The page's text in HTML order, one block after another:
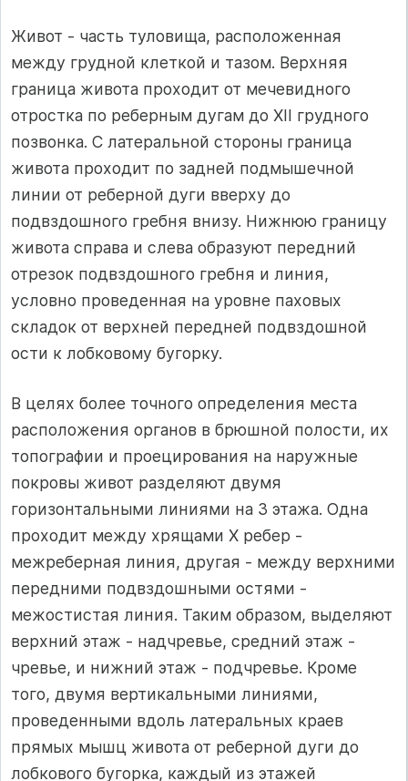
Живот - часть туловища, расположенная
между грудной клеткой и тазом. Верхняя
граница живота проходит от мечевидного
отростка по реберным дугам до XII грудного
позвонка. С латеральной стороны граница
живота проходит по задней подмышечной
линии от реберной дуги вверху до
подвздошного гребня внизу. Нижнюю границу
живота справа и слева образуют передний
отрезок подвздошного гребня и линия,
условно проведенная на уровне паховых
складок от верхней передней подвздошной
ости к лобковому бугорку.
В целях более точного определения места
расположения органов в брюшной полости, их
топографии и проецирования на наружные
покровы живот разделяют двумя
горизонтальными линиями на 3 этажа. Одна
проходит между хрящами X ребер -
межреберная линия, другая - между верхними
передними подвздошными остями -
межостистая линия. Таким образом, выделяют
верхний этаж - надчревье, средний этаж -
чревье, и нижний этаж - подчревье. Кроме
того, двумя вертикальными линиями,
проведенными вдоль латеральных краев
прямых мышц живота от реберной дуги до
лобкового бугорка, каждый из этажей